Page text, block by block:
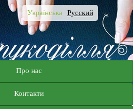
Українська Русский
Про нас
Контакти